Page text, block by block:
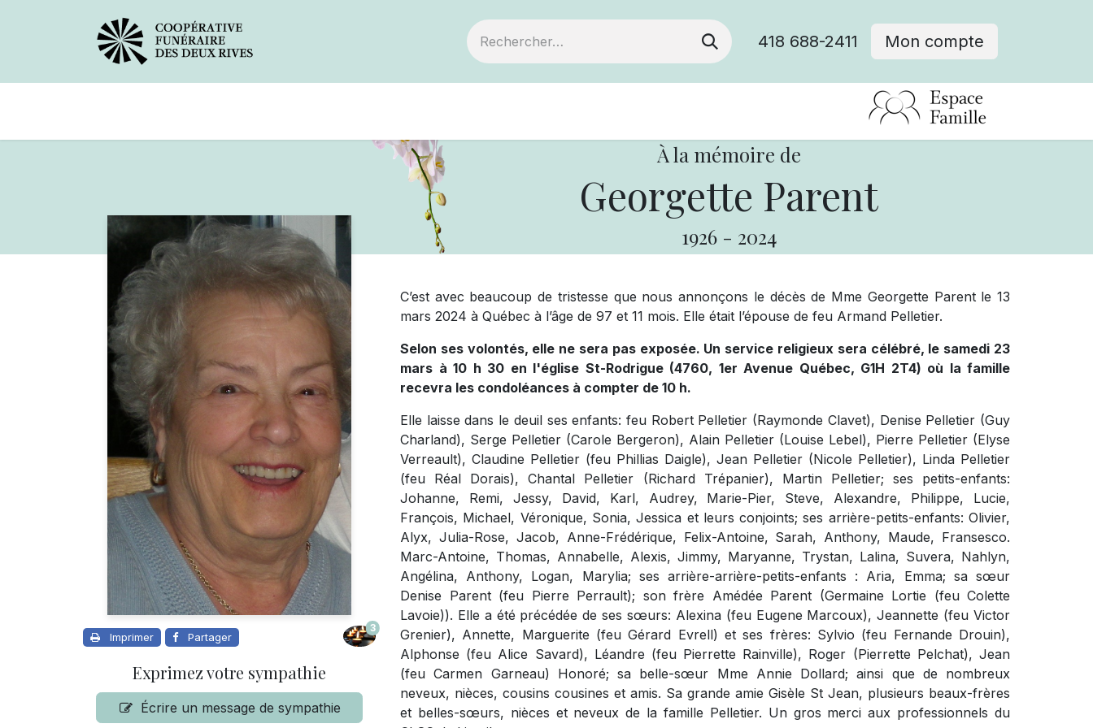
418 688-2411 Mon compte
À la mémoire de
Georgette Parent
1926 - 2024
Imprimer Partager
3
Exprimez votre sympathie
Écrire un message de sympathie
C’est avec beaucoup de tristesse que nous annonçons le décès de Mme Georgette Parent le 13
mars 2024 à Québec à l’âge de 97 et 11 mois. Elle était l’épouse de feu Armand Pelletier.
Selon ses volontés, elle ne sera pas exposée. Un service religieux sera célébré, le samedi 23
mars à 10 h 30 en l'église St-Rodrigue (4760, 1er Avenue Québec, G1H 2T4) où la famille
recevra les condoléances à compter de 10 h.
Elle laisse dans le deuil ses enfants: feu Robert Pelletier (Raymonde Clavet), Denise Pelletier (Guy
Charland), Serge Pelletier (Carole Bergeron), Alain Pelletier (Louise Lebel), Pierre Pelletier (Elyse
Verreault), Claudine Pelletier (feu Phillias Daigle), Jean Pelletier (Nicole Pelletier), Linda Pelletier
(feu Réal Dorais), Chantal Pelletier (Richard Trépanier), Martin Pelletier; ses petits-enfants:
Johanne, Remi, Jessy, David, Karl, Audrey, Marie-Pier, Steve, Alexandre, Philippe, Lucie,
François, Michael, Véronique, Sonia, Jessica et leurs conjoints; ses arrière-petits-enfants: Olivier,
Alyx, Julia-Rose, Jacob, Anne-Frédérique, Felix-Antoine, Sarah, Anthony, Maude, Fransesco.
Marc-Antoine, Thomas, Annabelle, Alexis, Jimmy, Maryanne, Trystan, Lalina, Suvera, Nahlyn,
Angélina, Anthony, Logan, Marylia; ses arrière-arrière-petits-enfants : Aria, Emma; sa sœur
Denise Parent (feu Pierre Perrault); son frère Amédée Parent (Germaine Lortie (feu Colette
Lavoie)). Elle a été précédée de ses sœurs: Alexina (feu Eugene Marcoux), Jeannette (feu Victor
Grenier), Annette, Marguerite (feu Gérard Evrell) et ses frères: Sylvio (feu Fernande Drouin),
Alphonse (feu Alice Savard), Léandre (feu Pierrette Rainville), Roger (Pierrette Pelchat), Jean
(feu Carmen Garneau) Honoré; sa belle-sœur Mme Annie Dollard; ainsi que de nombreux
neveux, nièces, cousins cousines et amis. Sa grande amie Gisèle St Jean, plusieurs beaux-frères
et belles-sœurs, nièces et neveux de la famille Pelletier. Un gros merci aux professionnels du